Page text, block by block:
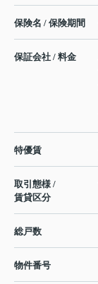
保険名 / 保険期間
保証会社 / 料金
特優賃
取引態様 /
賃貸区分
総戸数
物件番号